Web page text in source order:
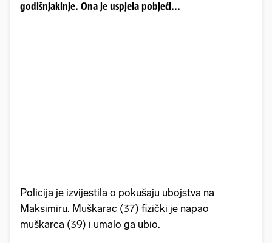
godišnjakinje. Ona je uspjela pobjeći...
Policija je izvijestila o pokušaju ubojstva na
Maksimiru. Muškarac (37) fizički je napao
muškarca (39) i umalo ga ubio.